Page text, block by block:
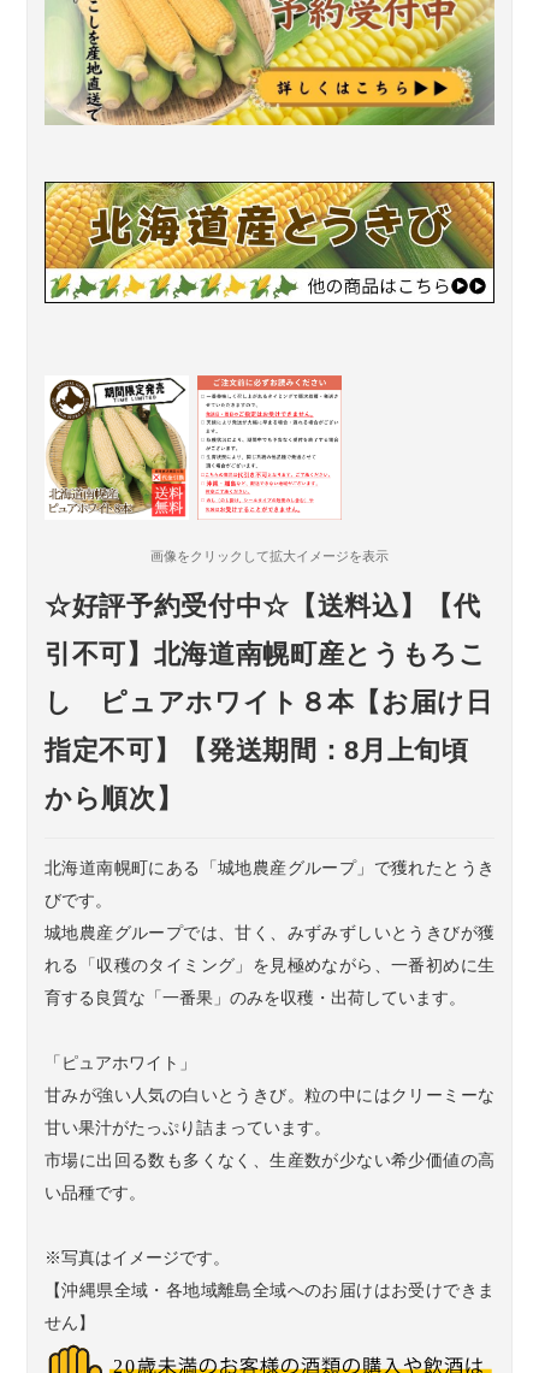
画像をクリックして拡大イメージを表示
☆好評予約受付中☆【送料込】【代
引不可】北海道南幌町産とうもろこ
し ピュアホワイト８本【お届け日
指定不可】【発送期間：8月上旬頃
から順次】
北海道南幌町にある「城地農産グループ」で獲れたとうき
びです。
城地農産グループでは、甘く、みずみずしいとうきびが獲
れる「収穫のタイミング」を見極めながら、一番初めに生
育する良質な「一番果」のみを収穫・出荷しています。
「ピュアホワイト」
甘みが強い人気の白いとうきび。粒の中にはクリーミーな
甘い果汁がたっぷり詰まっています。
市場に出回る数も多くなく、生産数が少ない希少価値の高
い品種です。
※写真はイメージです。
【沖縄県全域・各地域離島全域へのお届けはお受けできま
せん】